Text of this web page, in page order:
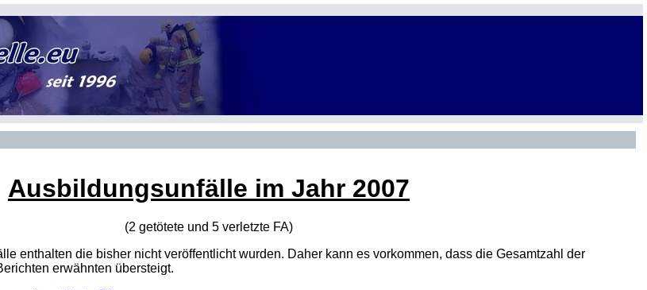
Ausbildungsunfälle im Jahr 2007
(2 getötete und 5 verletzte FA)
enthalten die bisher nicht veröffentlicht wurden. Daher kann es vorkommen, dass die Gesamtzahl der
erwähnten übersteigt.